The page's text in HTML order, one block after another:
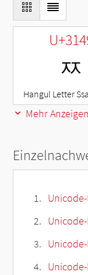
ㅉ
Hangul Letter
Mehr Anzeigen